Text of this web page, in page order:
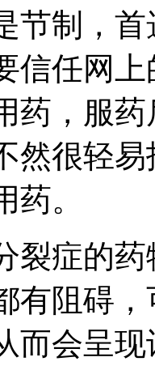
节制，
信任网
药，服
然很轻
。
症的药
有阻碍
而会呈